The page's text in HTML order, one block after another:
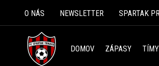
O NÁS NEWSLETTER SPARTAK
DOMOV ZÁPASY TÍMY